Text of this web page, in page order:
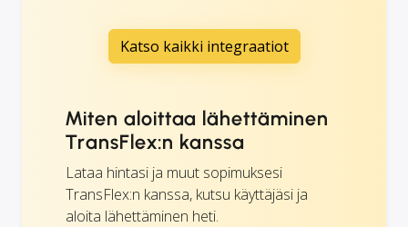
Katso kaikki integraatiot
Miten aloittaa lähettäminen
TransFlex:n kanssa
Lataa hintasi ja muut sopimuksesi
TransFlex:n kanssa, kutsu käyttäjäsi ja
aloita lähettäminen heti.